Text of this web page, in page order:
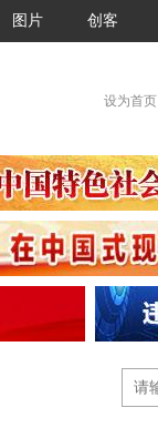
图片 创客
设为首页